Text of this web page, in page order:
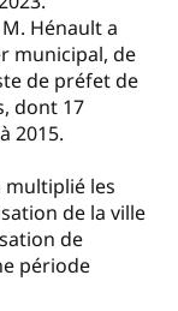
Hénault a
municipal, de
de préfet de
dont 17
2015.
multiplié les
de la ville
de
période